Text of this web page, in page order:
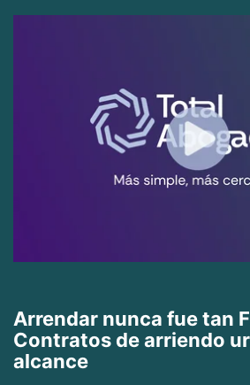
Arrendar nunca fue tan
Contratos de arriendo
alcance